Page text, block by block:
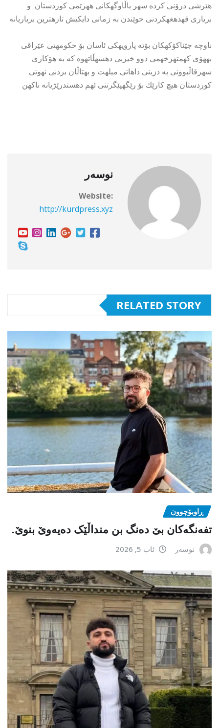
هێرشی درۆنی كرده سهر پاڵاوگهكانی ههرێمی كوردستان و
بریاری قهدهغهكردنی خوێندن به زمانی دایكیش تازهترین بریاریانه
ناوچه جێناكۆكهكان بۆته پارویهكی ئاسان بۆ حكومهتی عێراقی
بههۆی كهمتهرخهمی دوو خیزبی دهسهڵاتهوه كه به هۆكاری
سهرقاڵبوونی به دزینی داهاتی میلهت و بهتاڵان بردنی نهوتی
كوردستان هیچ كارێك بۆ رێگهپێگرتنی ئهم دهستدرێژیانه ناكهن
نوسەر
Website:
http://kurdpress.xyz
RELATED STORY
ڕاوبۆچوون
تفەنگەکان بێ دەنگ بن منداڵێک دەیەوێ بنوێ.
نوسەر ئاب 5, 2026